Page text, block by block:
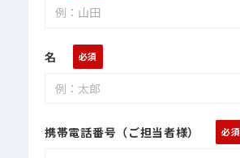
名
携帯電話番号（ご担当者様）